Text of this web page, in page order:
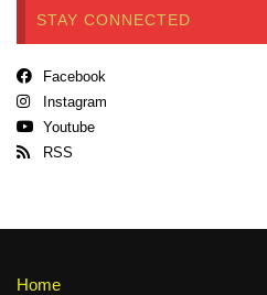
STAY CONNECTED
Facebook
Instagram
Youtube
RSS
Home